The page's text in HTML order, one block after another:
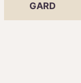
GARD